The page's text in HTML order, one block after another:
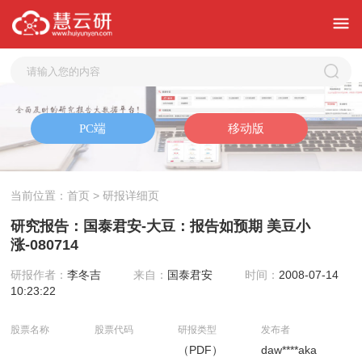
当前位置：首页 > 研报详细页
研究报告：国泰君安-大豆：报告如预期 美豆小
涨-080714
研报作者：李冬吉 来自： 国泰君安 时间： 2008-07-14
10:23:22
股票名称 股票代码 研报类型
（PDF）
发布者
daw****aka